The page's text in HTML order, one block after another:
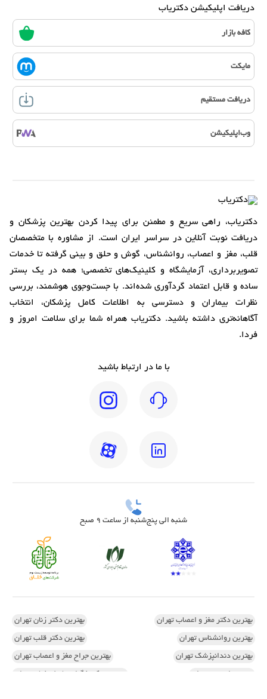
دریافت اپلیکیشن دکتریاب
کافه بازار
مایکت
دریافت مستقیم
وب‌اپلیکیشن
دکتریاب، راهی سریع و مطمئن برای پیدا کردن بهترین پزشکان و
دریافت نوبت آنلاین در سراسر ایران است. از مشاوره با متخصصان
قلب، مغز و اعصاب، روانشناس، گوش و حلق و بینی گرفته تا خدمات
تصویربرداری، آزمایشگاه و کلینیک‌های تخصصی؛ همه در یک بستر
ساده و قابل اعتماد گردآوری شده‌اند. با جست‌وجوی هوشمند، بررسی
نظرات بیماران و دسترسی به اطلاعات کامل پزشکان، انتخاب
آگاهانه‌تری داشته باشید. دکتریاب همراه شما برای سلامت امروز و
فردا.
با ما در ارتباط باشید
شنبه الی پنج‌شنبه از ساعت 9 صبح
بهترین دکتر مغز و اعصاب تهران بهترین دکتر زنان تهران
بهترین روانشناس تهران بهترین دکتر قلب تهران
بهترین دندانپزشک تهران بهترین جراح مغز و اعصاب تهران